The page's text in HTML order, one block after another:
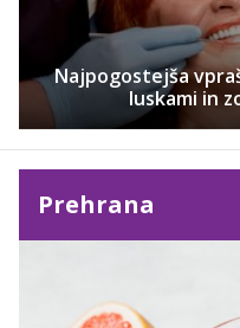
Najpogostejša
luskami in
Prehrana